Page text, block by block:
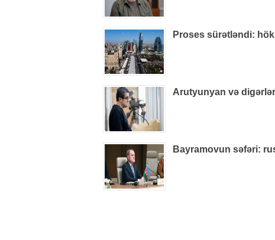
Proses sürətləndi:
Arutyunyan və
Bayramovun səfəri: